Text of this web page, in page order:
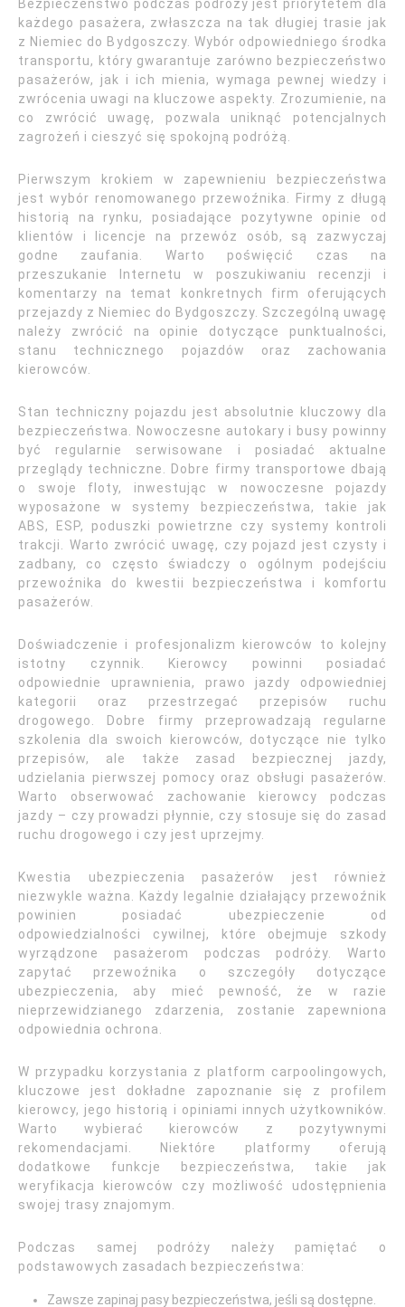
Bezpieczeństwo podczas podróży jest priorytetem dla
każdego pasażera, zwłaszcza na tak długiej trasie jak
z Niemiec do Bydgoszczy. Wybór odpowiedniego środka
transportu, który gwarantuje zarówno bezpieczeństwo
pasażerów, jak i ich mienia, wymaga pewnej wiedzy i
zwrócenia uwagi na kluczowe aspekty. Zrozumienie, na
co zwrócić uwagę, pozwala uniknąć potencjalnych
zagrożeń i cieszyć się spokojną podróżą.
Pierwszym krokiem w zapewnieniu bezpieczeństwa
jest wybór renomowanego przewoźnika. Firmy z długą
historią na rynku, posiadające pozytywne opinie od
klientów i licencje na przewóz osób, są zazwyczaj
godne zaufania. Warto poświęcić czas na
przeszukanie Internetu w poszukiwaniu recenzji i
komentarzy na temat konkretnych firm oferujących
przejazdy z Niemiec do Bydgoszczy. Szczególną uwagę
należy zwrócić na opinie dotyczące punktualności,
stanu technicznego pojazdów oraz zachowania
kierowców.
Stan techniczny pojazdu jest absolutnie kluczowy dla
bezpieczeństwa. Nowoczesne autokary i busy powinny
być regularnie serwisowane i posiadać aktualne
przeglądy techniczne. Dobre firmy transportowe dbają
o swoje floty, inwestując w nowoczesne pojazdy
wyposażone w systemy bezpieczeństwa, takie jak
ABS, ESP, poduszki powietrzne czy systemy kontroli
trakcji. Warto zwrócić uwagę, czy pojazd jest czysty i
zadbany, co często świadczy o ogólnym podejściu
przewoźnika do kwestii bezpieczeństwa i komfortu
pasażerów.
Doświadczenie i profesjonalizm kierowców to kolejny
istotny czynnik. Kierowcy powinni posiadać
odpowiednie uprawnienia, prawo jazdy odpowiedniej
kategorii oraz przestrzegać przepisów ruchu
drogowego. Dobre firmy przeprowadzają regularne
szkolenia dla swoich kierowców, dotyczące nie tylko
przepisów, ale także zasad bezpiecznej jazdy,
udzielania pierwszej pomocy oraz obsługi pasażerów.
Warto obserwować zachowanie kierowcy podczas
jazdy – czy prowadzi płynnie, czy stosuje się do zasad
ruchu drogowego i czy jest uprzejmy.
Kwestia ubezpieczenia pasażerów jest również
niezwykle ważna. Każdy legalnie działający przewoźnik
powinien posiadać ubezpieczenie od
odpowiedzialności cywilnej, które obejmuje szkody
wyrządzone pasażerom podczas podróży. Warto
zapytać przewoźnika o szczegóły dotyczące
ubezpieczenia, aby mieć pewność, że w razie
nieprzewidzianego zdarzenia, zostanie zapewniona
odpowiednia ochrona.
W przypadku korzystania z platform carpoolingowych,
kluczowe jest dokładne zapoznanie się z profilem
kierowcy, jego historią i opiniami innych użytkowników.
Warto wybierać kierowców z pozytywnymi
rekomendacjami. Niektóre platformy oferują
dodatkowe funkcje bezpieczeństwa, takie jak
weryfikacja kierowców czy możliwość udostępnienia
swojej trasy znajomym.
Podczas samej podróży należy pamiętać o
podstawowych zasadach bezpieczeństwa:
Zawsze zapinaj pasy bezpieczeństwa, jeśli są dostępne.